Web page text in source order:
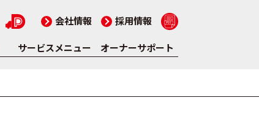
会社情報 採用情報
サービスメニュー オーナーサポート